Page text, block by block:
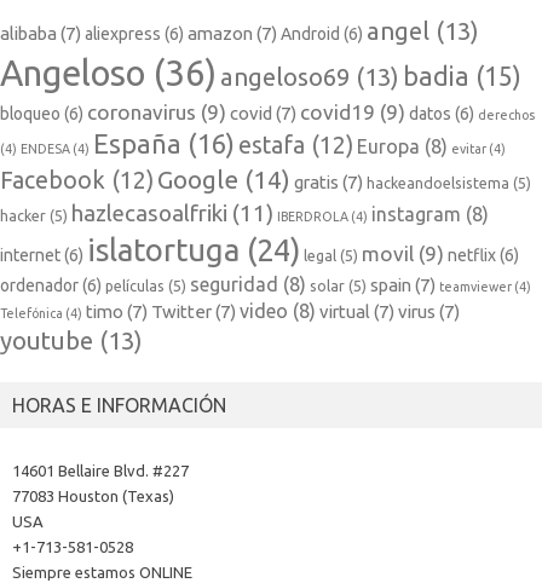
alibaba (7) aliexpress (6) amazon (7) Android (6) angel (13)
Angeloso (36) angeloso69 (13) badia (15)
bloqueo (6) coronavirus (9) covid (7) covid19 (9) datos (6) derechos
(4) ENDESA (4) España (16) estafa (12) Europa (8) evitar (4)
Facebook (12) Google (14) gratis (7) hackeandoelsistema (5)
hacker (5) hazlecasoalfriki (11) IBERDROLA (4) instagram (8)
internet(6) islatortuga (24) legal (5) movil (9) netflix(6)
ordenador(6) películas (5) seguridad (8) solar (5) spain (7) teamviewer (4)
Telefónica (4) timo (7) Twitter(7) video (8) virtual (7) virus (7)
youtube (13)
HORAS E INFORMACIÓN
14601 Bellaire Blvd. #227
77083 Houston (Texas)
USA
+1-713-581-0528
Siempre estamos ONLINE